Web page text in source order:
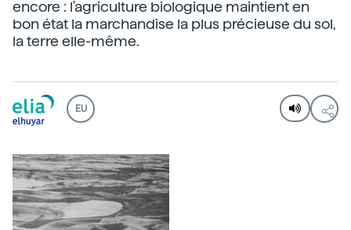
encore : l'agriculture biologique maintient en
bon état la marchandise la plus précieuse du sol,
la terre elle-même.
EU